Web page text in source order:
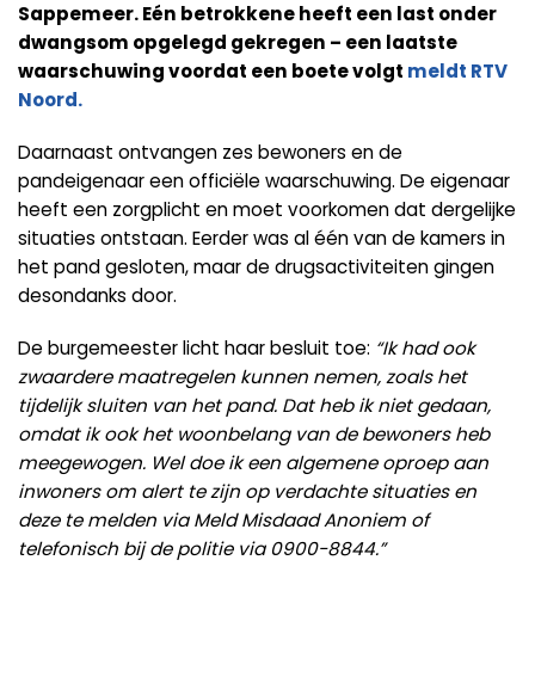
Sappemeer. Eén betrokkene heeft een last onder
dwangsom opgelegd gekregen – een laatste
waarschuwing voordat een boete volgt meldt RTV
Noord.
Daarnaast ontvangen zes bewoners en de
pandeigenaar een officiële waarschuwing. De eigenaar
heeft een zorgplicht en moet voorkomen dat dergelijke
situaties ontstaan. Eerder was al één van de kamers in
het pand gesloten, maar de drugsactiviteiten gingen
desondanks door.
De burgemeester licht haar besluit toe: “Ik had ook
zwaardere maatregelen kunnen nemen, zoals het
tijdelijk sluiten van het pand. Dat heb ik niet gedaan,
omdat ik ook het woonbelang van de bewoners heb
meegewogen. Wel doe ik een algemene oproep aan
inwoners om alert te zijn op verdachte situaties en
deze te melden via Meld Misdaad Anoniem of
telefonisch bij de politie via 0900-8844.”